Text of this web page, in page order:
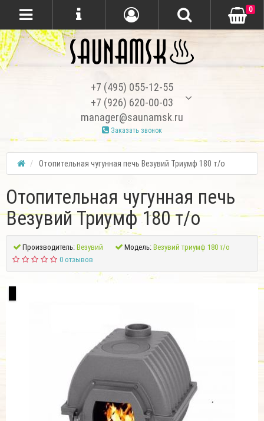
+7 (495) 055-12-55
+7 (926) 620-00-03
manager@saunamsk.ru
Заказать звонок
0
Отопительная чугунная печь Везувий Триумф 180 т/о
Отопительная чугунная печь
Везувий Триумф 180 т/о
Производитель:Везувий Модель:Везувий триумф 180 т/о
0 отзывов